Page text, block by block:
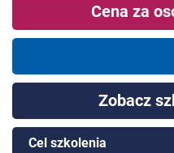
Cena za
Zobacz
Cel szkolenia